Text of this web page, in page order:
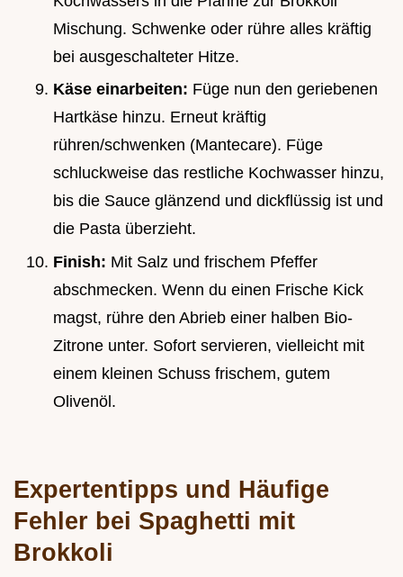
Mischung. Schwenke oder rühre alles kräftig
bei ausgeschalteter Hitze.
Käse einarbeiten: Füge nun den geriebenen
Hartkäse hinzu. Erneut kräftig
rühren/schwenken (Mantecare). Füge
schluckweise das restliche Kochwasser hinzu,
bis die Sauce glänzend und dickflüssig ist und
die Pasta überzieht.
Finish: Mit Salz und frischem Pfeffer
abschmecken. Wenn du einen Frische Kick
magst, rühre den Abrieb einer halben Bio-
Zitrone unter. Sofort servieren, vielleicht mit
einem kleinen Schuss frischem, gutem
Olivenöl.
Expertentipps und Häufige
Fehler bei Spaghetti mit
Brokkoli